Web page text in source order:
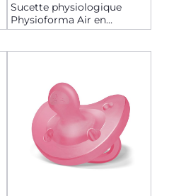
Sucette physiologique
Physioforma Air en
silicone, medium, 2 pcs. - 6-